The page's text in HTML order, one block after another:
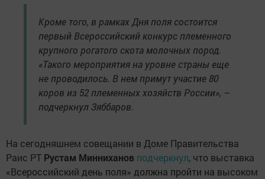
Кроме того, в рамках Дня поля состоится
первый Всероссийский конкурс племенного
крупного рогатого скота молочных пород.
«Такого мероприятия на уровне страны еще
не проводилось. В нем примут участие 80
коров из 52 племенных хозяйств России», –
подчеркнул Зяббаров.
На сегодняшнем совещании в Доме Правительства
Раис РТ Рустам Минниханов подчеркнул, что выставка
«Всероссийский день поля» должна пройти на высоком